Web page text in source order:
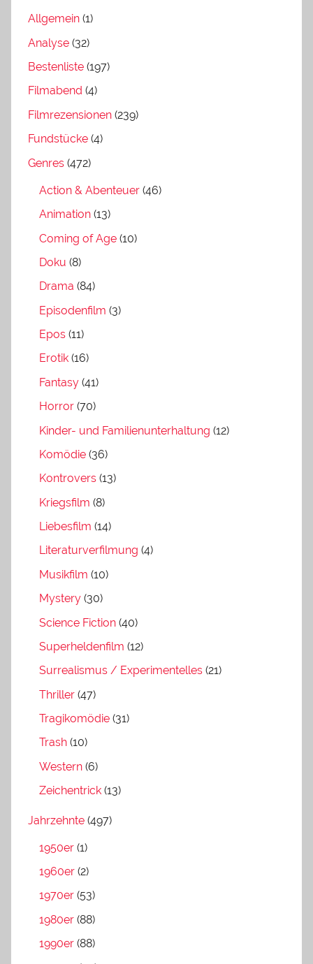
Allgemein (1)
Analyse (32)
Bestenliste (197)
Filmabend (4)
Filmrezensionen (239)
Fundstücke (4)
Genres (472)
Action & Abenteuer (46)
Animation (13)
Coming of Age (10)
Doku (8)
Drama (84)
Episodenfilm (3)
Epos (11)
Erotik (16)
Fantasy (41)
Horror (70)
Kinder- und Familienunterhaltung (12)
Komödie (36)
Kontrovers (13)
Kriegsfilm (8)
Liebesfilm (14)
Literaturverfilmung (4)
Musikfilm (10)
Mystery (30)
Science Fiction (40)
Superheldenfilm (12)
Surrealismus / Experimentelles (21)
Thriller (47)
Tragikomödie (31)
Trash (10)
Western (6)
Zeichentrick (13)
Jahrzehnte (497)
1950er (1)
1960er (2)
1970er (53)
1980er (88)
1990er (88)